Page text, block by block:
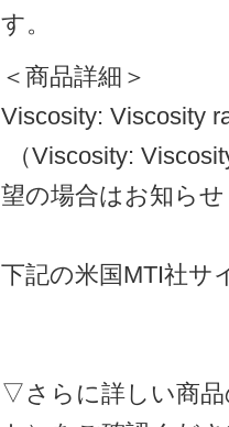
す。
＜商品詳細＞
Viscosity: Viscosity
（Viscosity:
望の場合はお知ら
下記の米国MTI社サ
▽さらに詳しい商品